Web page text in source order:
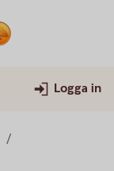
Logga in